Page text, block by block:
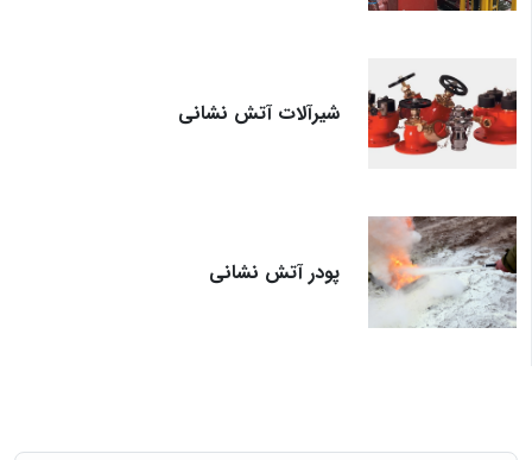
شیرآلات آتش نشانی
پودر آتش نشانی